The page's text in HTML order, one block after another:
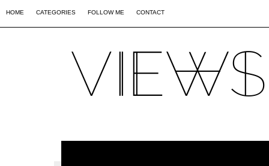
HOME CATEGORIES FOLLOW ME CONTACT